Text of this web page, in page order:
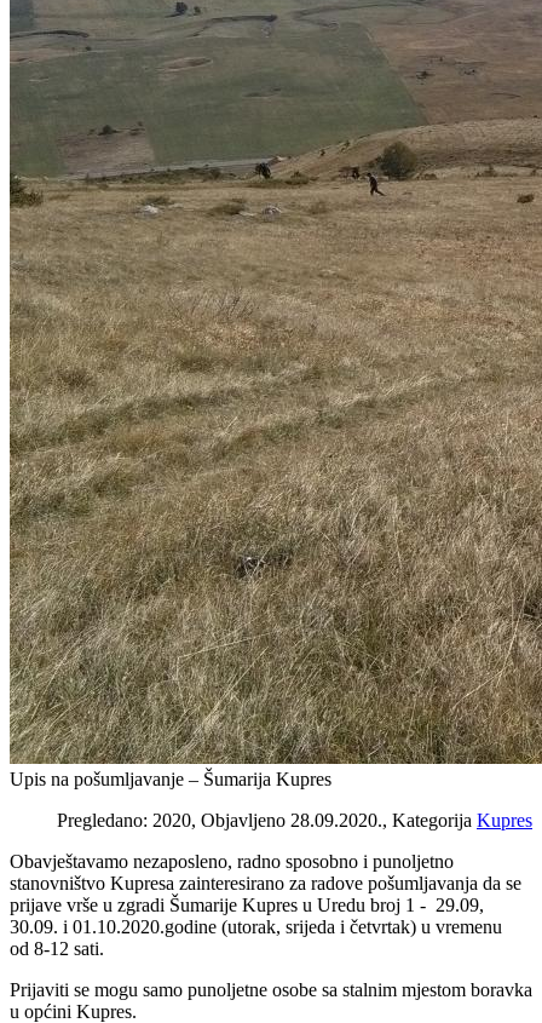
Upis na pošumljavanje – Šumarija Kupres
Pregledano: 2020, Objavljeno 28.09.2020., Kategorija Kupres
Obavještavamo nezaposleno, radno sposobno i punoljetno
stanovništvo Kupresa zainteresirano za radove pošumljavanja da se
prijave vrše u zgradi Šumarije Kupres u Uredu broj 1 - 29.09,
30.09. i 01.10.2020.godine (utorak, srijeda i četvrtak) u vremenu
od 8-12 sati.
Prijaviti se mogu samo punoljetne osobe sa stalnim mjestom boravka
u općini Kupres.